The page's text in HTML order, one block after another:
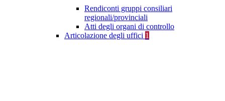
Rendiconti gruppi consiliari
regionali/provinciali
Atti degli organi di controllo
Articolazione degli uffici 1